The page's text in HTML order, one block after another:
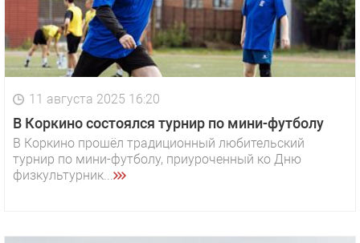
11 августа 2025 16:20
В Коркино состоялся турнир по мини-футболу
В Коркино прошёл традиционный любительский
турнир по мини-футболу, приуроченный ко Дню
физкультурник...